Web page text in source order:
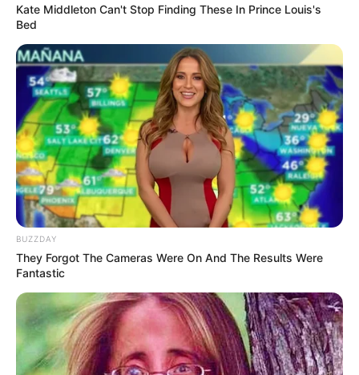
Kate Middleton Can't Stop Finding These In Prince Louis's
Bed
BUZZDAY
They Forgot The Cameras Were On And The Results Were
Fantastic